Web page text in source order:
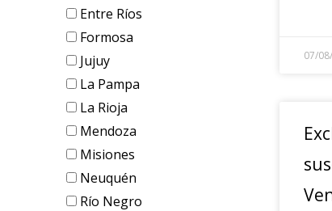
Entre Ríos
Formosa
Jujuy
La Pampa
La Rioja
Mendoza
Misiones
Neuquén
Río Negro
07/